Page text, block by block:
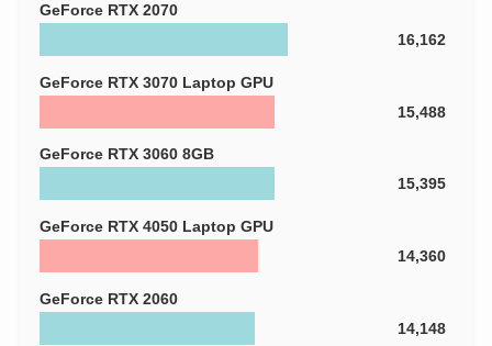
GeForce RTX 2070
16,162
GeForce RTX 3070 Laptop GPU
15,488
GeForce RTX 3060 8GB
15,395
GeForce RTX 4050 Laptop GPU
14,360
GeForce RTX 2060
14,148